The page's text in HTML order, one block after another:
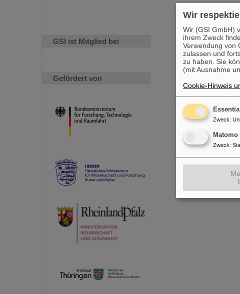
GSI ist Mitglied bei
Gefördert von
Wir
Wir (GSI GmbH)
ihrem Zweck
Verwendung von
zulassen und
zu haben. Sie
(mit Ausnahme
Cookie-Hinweis
Zweck:
Matomo
Zweck: